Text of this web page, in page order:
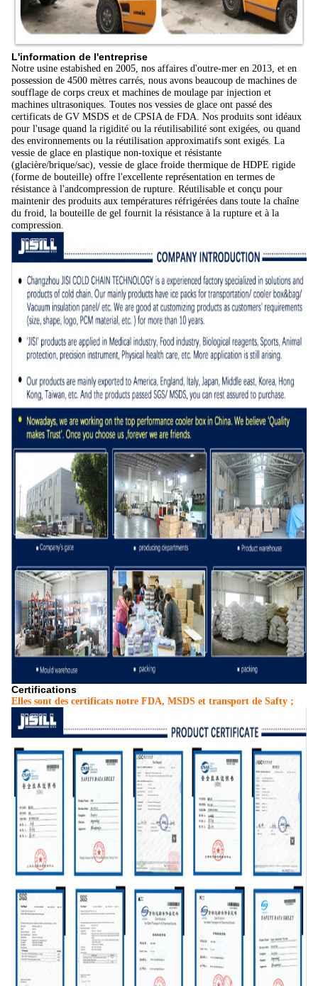
L'information de l'entreprise
Notre usine estabished en 2005, nos affaires d'outre-mer en 2013, et en
possession de 4500 mètres carrés, nous avons beaucoup de machines de
soufflage de corps creux et machines de moulage par injection et
machines ultrasoniques. Toutes nos vessies de glace ont passé des
certificats de GV MSDS et de CPSIA de FDA. Nos produits sont idéaux
pour l'usage quand la rigidité ou la réutilisabilité sont exigées, ou quand
des environnements ou la réutilisation approximatifs sont exigés. La
vessie de glace en plastique non-toxique et résistante
(glacière/brique/sac), vessie de glace froide thermique de HDPE rigide
(forme de bouteille) offre l'excellente représentation en termes de
résistance à l'andcompression de rupture. Réutilisable et conçu pour
maintenir des produits aux températures réfrigérées dans toute la chaîne
du froid, la bouteille de gel fournit la résistance à la rupture et à la
compression.
Certifications
Elles sont des certificats notre FDA, MSDS et transport de Safty ;